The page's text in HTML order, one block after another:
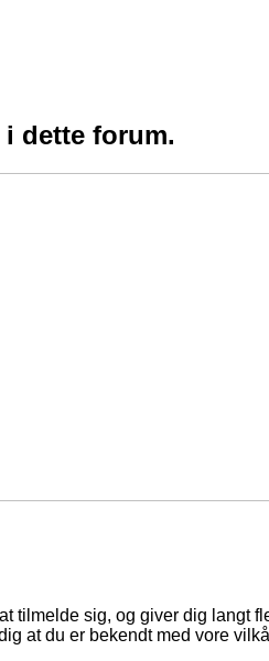
dette forum.
tilmelde sig, og giver dig langt
at du er bekendt med vore